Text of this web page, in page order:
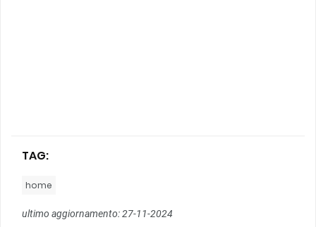
TAG:
home
ultimo aggiornamento: 27-11-2024